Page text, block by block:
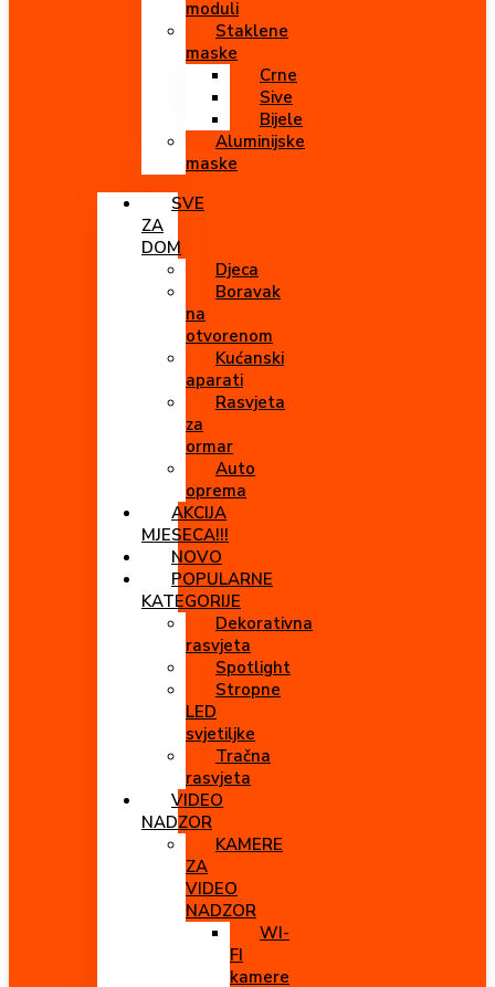
moduli
Staklene
maske
Crne
Sive
Bijele
Aluminijske
maske
SVE
ZA
DOM
Djeca
Boravak
na
otvorenom
Kućanski
aparati
Rasvjeta
za
ormar
Auto
oprema
AKCIJA
MJESECA!!!
NOVO
POPULARNE
KATEGORIJE
Dekorativna
rasvjeta
Spotlight
Stropne
LED
svjetiljke
Tračna
rasvjeta
VIDEO
NADZOR
KAMERE
ZA
VIDEO
NADZOR
WI-
FI
kamere